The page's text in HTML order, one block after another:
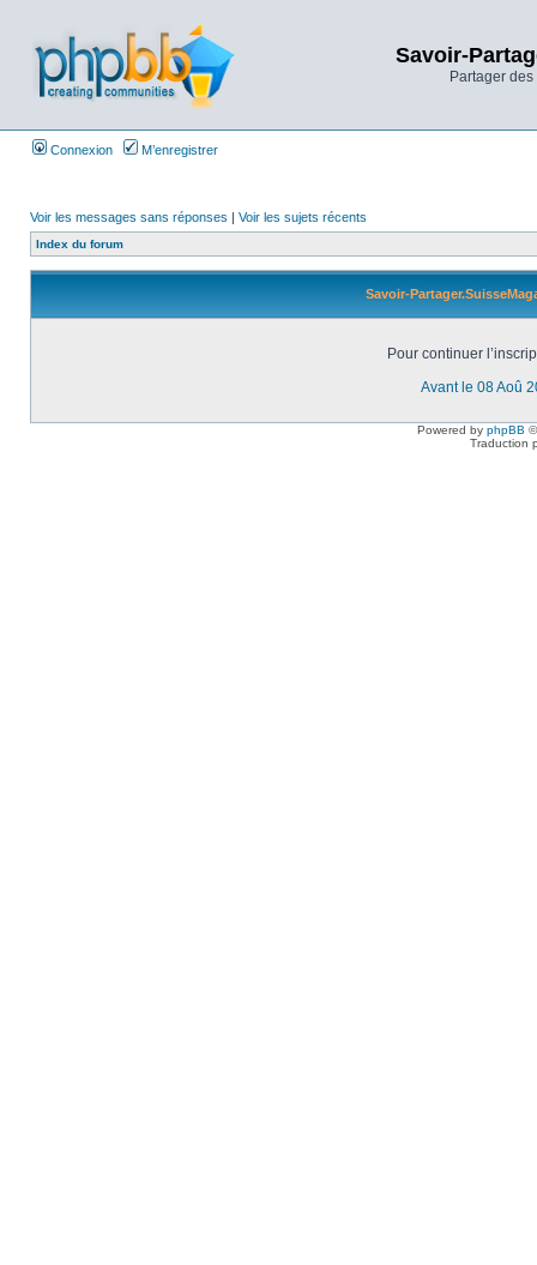
Savoir-
Partager
Connexion M’enregistrer
Voir les messages sans réponses | Voir les sujets récents
Index du forum
Savoir-
Pour continuer
Avant le 08 Aoû
Powered by phpBB
Traduction